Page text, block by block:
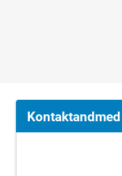
Kontaktandmed